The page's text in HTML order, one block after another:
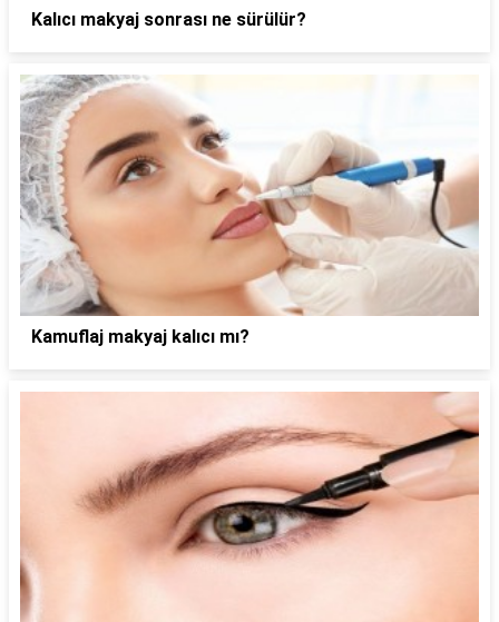
Kalıcı makyaj sonrası ne sürülür?
Kamuflaj makyaj kalıcı mı?